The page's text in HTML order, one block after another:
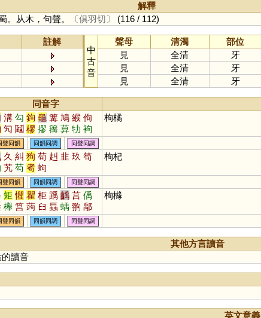
解釋
。从木，句聲。 〔俱羽切〕 (116 / 112)
註解
中
古
音
聲母 清濁 部位
見
全清 牙
見
全清 牙
見
全清 牙
同音字
溝 勾 鉤 龜 篝 鳩 緱 佝
勼 鬮 樛 摎 簼 萛 牞 袧
朻
枸橘
聲同韻 同韻同調 同聲同調
久 糾 狗 苟 赳 韭 玖 笱
艽 芶 耇 蚼
枸杞
聲同韻 同韻同調 同聲同調
矩 懼 瞿 柜 踽 齲 莒 偊
櫸 筥 蒟 𦥑 螶 蝺 翑 鄅
竘 萭
枸櫞
聲同韻 同韻同調 同聲同調
其他方言讀音
讀音
英文意義